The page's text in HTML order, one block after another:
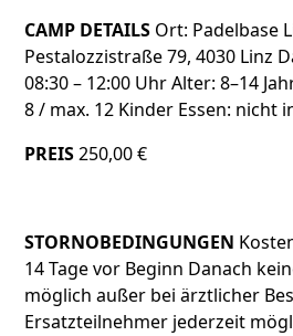
CAMP DETAILS Ort: Padelbase
Pestalozzistraße 79, 4030 Linz
08:30 – 12:00 Uhr Alter: 8–14
8 / max. 12 Kinder Essen: nicht
PREIS250,00 €
STORNOBEDINGUNGEN
14 Tage vor Beginn Danach
möglich außer bei ärztlicher
Ersatzteilnehmer jederzeit